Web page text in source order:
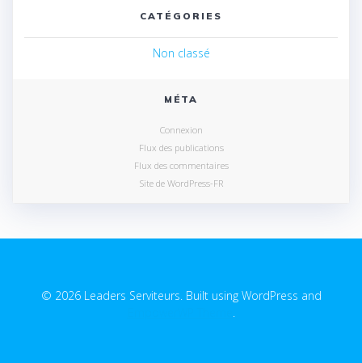
CATÉGORIES
Non classé
MÉTA
Connexion
Flux des publications
Flux des commentaires
Site de WordPress-FR
© 2026 Leaders Serviteurs. Built using WordPress and
.